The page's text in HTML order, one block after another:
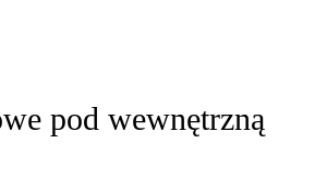
pod wewnętrzną